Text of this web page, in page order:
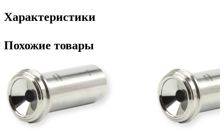
Характеристики
Похожие товары